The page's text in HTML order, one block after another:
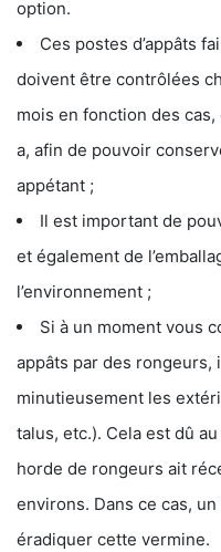
option.
Ces postes d’appâts
doivent être contrôlées
mois en fonction des
a, afin de pouvoir
appétant ;
Il est important de
et également de
l’environnement ;
Si à un moment vous
appâts par des
minutieusement les
talus, etc.). Cela est dû
horde de rongeurs ait
environs. Dans ce cas,
éradiquer cette vermine.